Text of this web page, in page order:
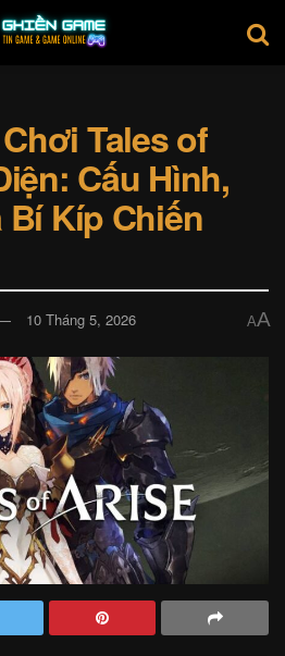
Tales of
Cấu Hình,
Kíp Chiến
10 Tháng 5, 2026 AA